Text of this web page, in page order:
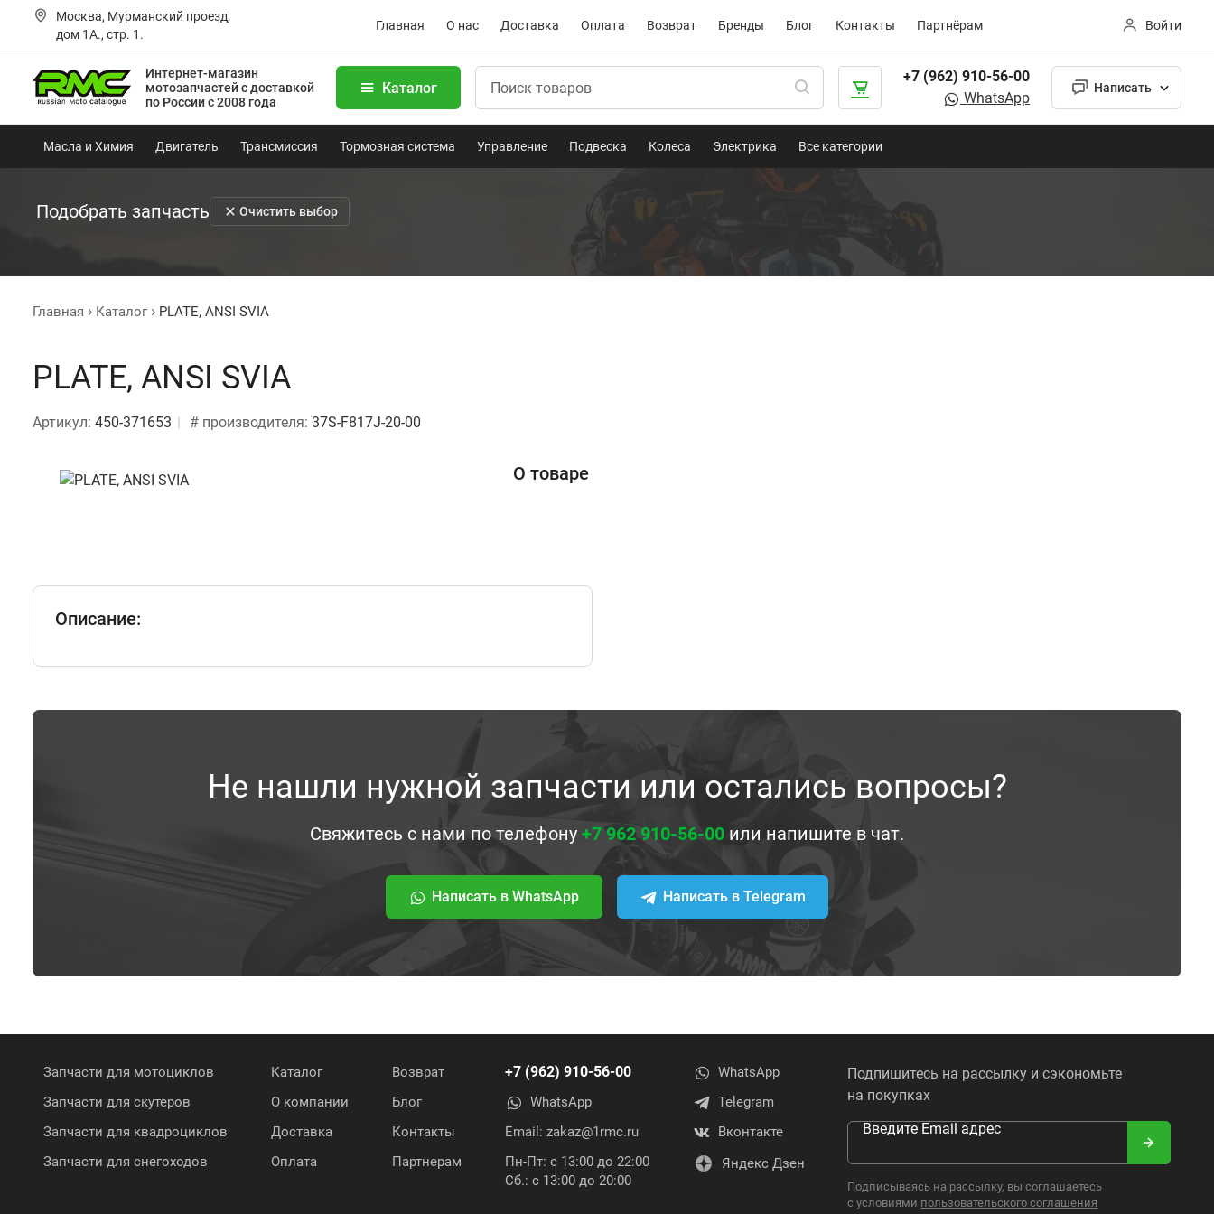
Москва, Мурманский проезд,
дом 1А., стр. 1.
Главная О нас Доставка Оплата Возврат Бренды Блог Контакты Партнёрам Войти
Интернет-магазин
мотозапчастейс доставкой
по России с 2008 года
Каталог
+7 (962) 910-56-00
WhatsApp
Написать
Масла и Химия Двигатель Трансмиссия Тормозная система Управление Подвеска Колеса Электрика Все категории
Подобрать запчасть Очистить выбор
Главная Каталог PLATE, ANSI SVIA
PLATE, ANSI SVIA
Артикул: 450-371653 # производителя: 37S-F817J-20-00
О товаре
Описание:
Не нашли нужной запчасти или остались вопросы?
Свяжитесь с нами по телефону +7 962 910-56-00 или напишите в чат.
Написать в WhatsApp Написать в Telegram
Запчасти для мотоциклов
Запчасти для скутеров
Запчасти для квадроциклов
Запчасти для снегоходов
Каталог
О компании
Доставка
Оплата
Возврат
Блог
Контакты
Партнерам
+7 (962) 910-56-00
WhatsApp
Email: zakaz@1rmc.ru
Пн-Пт: с 13:00 до 22:00
Сб.: с 13:00 до 20:00
WhatsApp
Telegram
Вконтакте
Яндекс Дзен
Подпишитесь на рассылку и сэкономьте
на покупках
Введите Email адрес
Подписываясь на рассылку, вы соглашаетесь
с условиями пользовательского соглашения